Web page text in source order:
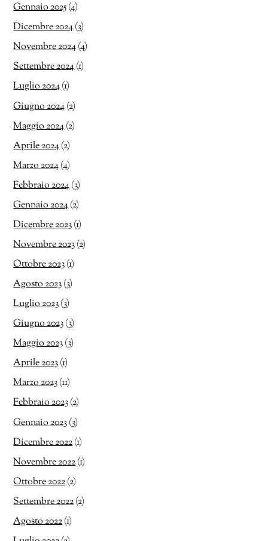
Gennaio 2025(4)
Dicembre 2024(3)
Novembre 2024(4)
Settembre 2024(1)
Luglio 2024(1)
Giugno 2024(2)
Maggio 2024(2)
Aprile 2024(2)
Marzo 2024(4)
Febbraio 2024(3)
Gennaio 2024(2)
Dicembre 2023(1)
Novembre 2023(2)
Ottobre 2023(1)
Agosto 2023(3)
Luglio 2023(3)
Giugno 2023(3)
Maggio 2023(3)
Aprile 2023(1)
Marzo 2023(11)
Febbraio 2023(2)
Gennaio 2023(3)
Dicembre 2022(1)
Novembre 2022(1)
Ottobre 2022(2)
Settembre 2022(2)
Agosto 2022(1)